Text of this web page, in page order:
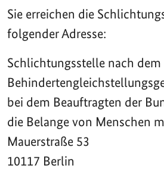
Sie erreichen die
folgender Adresse:
Schlichtungsstelle nach dem
bei dem Beauftragten der
die Belange von Menschen
Mauerstraße 53
10117 Berlin